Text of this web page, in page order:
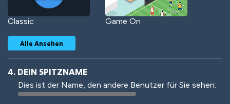
Classic Game On
Woof Jungle Cats
Alle Ansehen
4. DEIN SPITZNAME
Dies ist der Name, den andere Benutzer für Sie sehen: